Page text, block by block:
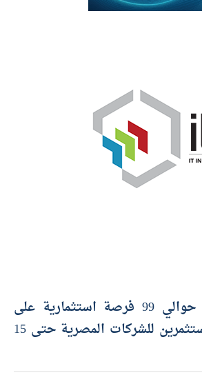
«الإسكان»: طرح حوالي 99 فرصة استثمارية على
بوابة خدمات المستثمرين للشركات المصرية حتى 15